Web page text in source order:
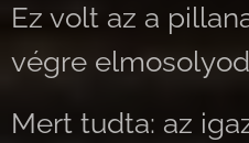
Ez volt az a
végre
Mert tudta: az